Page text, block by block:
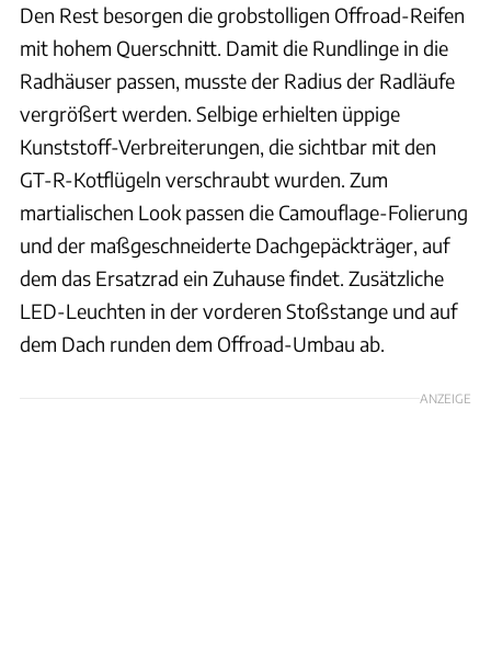
Den Rest besorgen die grobstolligen Offroad-Reifen
mit hohem Querschnitt. Damit die Rundlinge in die
Radhäuser passen, musste der Radius der Radläufe
vergrößert werden. Selbige erhielten üppige
Kunststoff-Verbreiterungen, die sichtbar mit den
GT-R-Kotflügeln verschraubt wurden. Zum
martialischen Look passen die Camouflage-Folierung
und der maßgeschneiderte Dachgepäckträger, auf
dem das Ersatzrad ein Zuhause findet. Zusätzliche
LED-Leuchten in der vorderen Stoßstange und auf
dem Dach runden dem Offroad-Umbau ab.
ANZEIGE